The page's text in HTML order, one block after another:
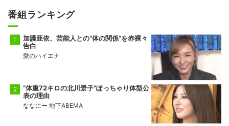
番組ランキング
加護亜依、芸能人との“体の関係”を赤裸々
告白
愛のハイエナ
“体重72キロの北川景子”ぽっちゃり体型公
表の理由
ななにー 地下ABEMA